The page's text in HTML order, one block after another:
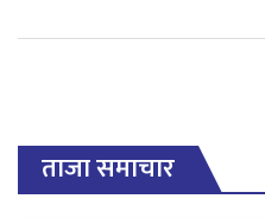
ताजा समाचार